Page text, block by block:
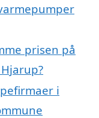
prisen på
i